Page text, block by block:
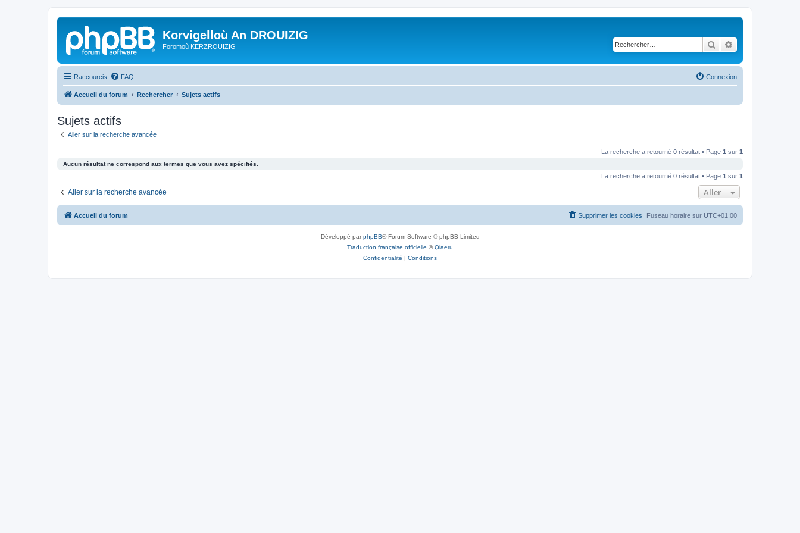
Korvigelloù An DROUIZIG
Foromoù KERZROUIZIG Rechercher
Raccourcis FAQ Connexion
Accueil du forum Rechercher Sujets actifs
Sujets actifs
Aller sur la recherche avancée
La recherche a retourné 0 résultat • Page 1 sur 1
Aucun résultat ne correspond aux termes que vous avez spécifiés.
La recherche a retourné 0 résultat • Page 1 sur 1
Aller sur la recherche avancée Aller
Accueil du forum Fuseau horaire sur UTC+01:00
Supprimer les cookies
Développé parphpBB® Forum Software © phpBB Limited
Traduction française officielle ©Qiaeru
Confidentialité | Conditions